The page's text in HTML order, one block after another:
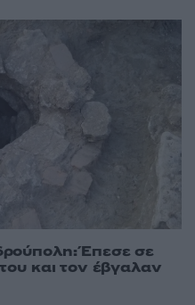
Έπεσε σε
και τον έβγαλαν